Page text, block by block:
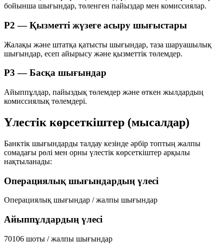
бойынша шығындар, төленген пайыздар мен комиссиялар.
P2 — Қызметті жүзеге асыру шығыстары
Жалақы және штатқа қатысты шығындар, таза шаруашылық
шығындар, есеп айырысу және қызметтік төлемдер.
P3 — Басқа шығындар
Айыппұлдар, пайыздық төлемдер және өткен жылдардың
комиссиялық төлемдері.
Үлестік көрсеткіштер (мысалдар)
Банктік шығындарды талдау кезінде әрбір топтың жалпы
сомадағы рөлі мен орны үлестік көрсеткіштер арқылы
нақтыланады:
Операциялық шығындардың үлесі
Операциялық шығындар / жалпы шығындар
Айыппұлдардың үлесі
70106 шоты / жалпы шығындар